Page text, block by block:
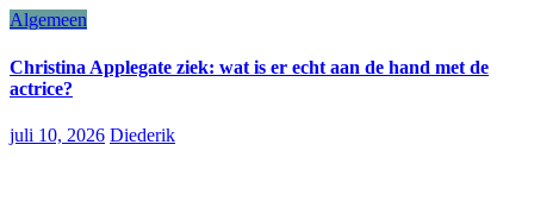
Algemeen
Christina Applegate ziek: wat is er echt aan de hand met de
actrice?
juli 10, 2026 Diederik